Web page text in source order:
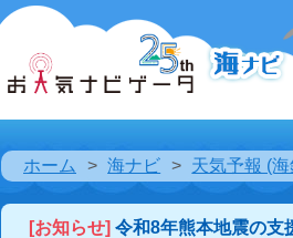
ホーム 海ナビ 天気予報 (
[お知らせ] 令和8年熊本地震の支